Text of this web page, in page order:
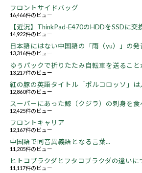
フロントサイドバッグ
16,466件のビュー
【近況】ThinkPad-E470のHDDをSSDに交
14,922件のビュー
日本語にはない中国語の「雨（yu）」の発
13,316件のビュー
ゆうパックで折りたたみ自転車を送ること
13,217件のビュー
紅の豚の英語タイトル「ポルコロッソ」は
12,860件のビュー
スーパーにあった鯨（クジラ）の刺身を食
12,425件のビュー
フロントキャリア
12,167件のビュー
中国語で同音異義語となる言葉...
11,205件のビュー
ヒトコブラクダとフタコブラクダの違いに
11,117件のビュー